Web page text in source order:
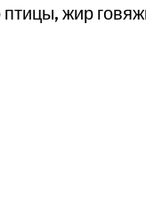
жир